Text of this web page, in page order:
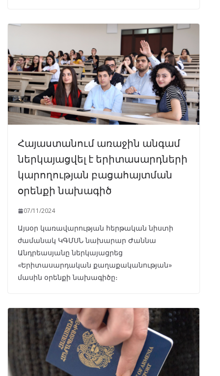
Հայաստանում առաջին անգամ
ներկայացվել է երիտասարդների
կարողության բացահայտման
օրենքի նախագիծ
07/11/2024
Այսօր կառավարության հերթական նիստի
ժամանակ ԿԳՄՍՆ նախարար Ժաննա
Անդրեասյանը ներկայացրեց
«Երիտասարդական քաղաքականության»
մասին օրենքի նախագիծը։